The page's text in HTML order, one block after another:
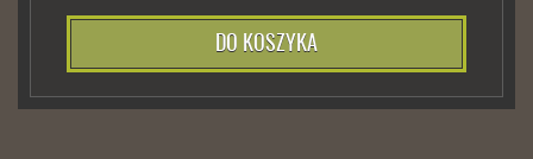
DO KOSZYKA